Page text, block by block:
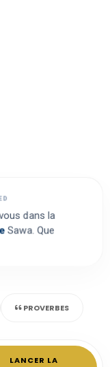
dans la
Sawa. Que
PROVERBES
LANCER LA